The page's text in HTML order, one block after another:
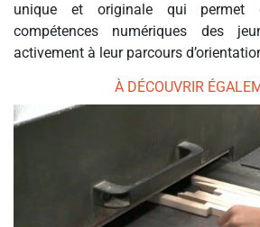
unique et originale qui permet
compétences numériques des
activement à leur parcours
À DÉCOUVRIR